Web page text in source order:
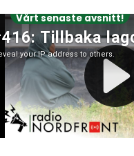
Vårt senaste avsnitt!